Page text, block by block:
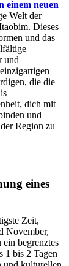
einem neuen
Welt der
Dieses
und das
und
die die
dich mit
und
Region zu
eines
Zeit,
November,
begrenztes
1 bis 2 Tagen